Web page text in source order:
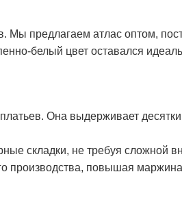
Мы предлагаем атлас оптом,
белый цвет оставался
Она выдерживает
складки, не требуя сложной
производства, повышая